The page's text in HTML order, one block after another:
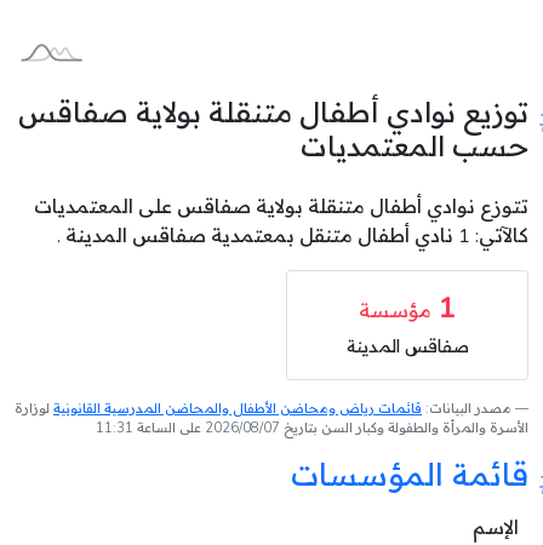
توزيع نوادي أطفال متنقلة بولاية صفاقس
حسب المعتمديات
تتوزع نوادي أطفال متنقلة بولاية صفاقس على المعتمديات
كالآتي: 1 نادي أطفال متنقل بمعتمدية صفاقس المدينة .
1 مؤسسة
صفاقس المدينة
مصدر البيانات: قائمات رياض ومحاضن الأطفال والمحاضن المدرسية القانونية لوزارة
الأسرة والمرأة والطفولة وكبار السن بتاريخ 2026/08/07 على الساعة 11:31
قائمة المؤسسات
الإسم